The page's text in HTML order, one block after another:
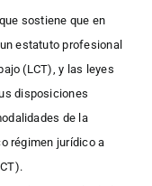
sostiene que en
estatuto profesional
(LCT), y las leyes
disposiciones
de la
régimen jurídico a